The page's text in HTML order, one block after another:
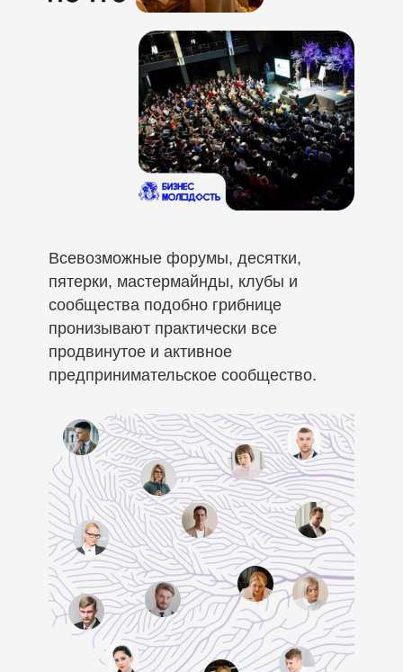
Всевозможные форумы, десятки,
пятерки, мастермайнды, клубы и
сообщества подобно грибнице
пронизывают практически все
продвинутое и активное
предпринимательское сообщество.